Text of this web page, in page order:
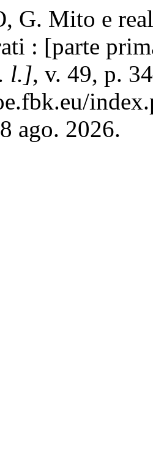
G. Mito e
: [parte
l.], v. 49, p.
ago. 2026.